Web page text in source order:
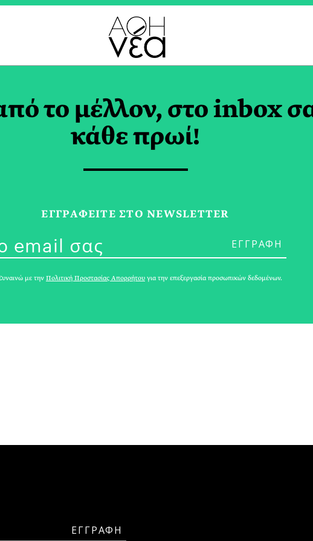
ΣΤΟ ΜΠΑΛΚΟΝΙ TAG
Αυτή την Άνοιξη,
Χέρια Μας
ΚΩΝΣΤΑΝΤΙΝΟΣ ΤΖΗΡΑΣ
το μέλλον, στο inbox
κάθε πρωί!
ΕΓΓPΑΦΕΙΤΕ ΣΤΟ NEWSLETTER
με τηνΠολιτική Προστασίας Απορρήτου για την επεξεργασία προσωπικών δεδομένων.